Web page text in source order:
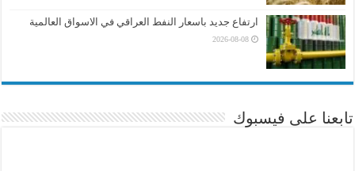
ارتفاع جديد باسعار النفط العراقي في الاسواق العالمية
2026-08-08
تابعنا على فيسبوك